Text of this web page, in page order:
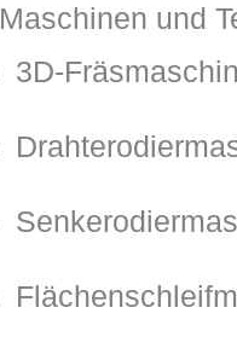
Maschinen und
3D-